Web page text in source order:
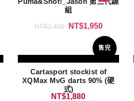
組
NT$2,400 NT$1,950
售完
Cartasport stockist of
XQMax MvG darts 90% (硬
式)
NT$1,880